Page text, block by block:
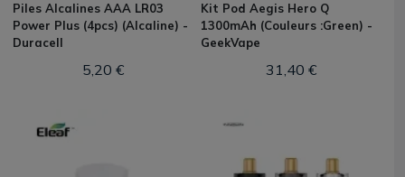
Piles Alcalines AAA LR03
Power Plus (4pcs) (Alcaline) -
Duracell
5,20 €
Kit Pod Aegis Hero Q
1300mAh (Couleurs :Green) -
GeekVape
31,40 €